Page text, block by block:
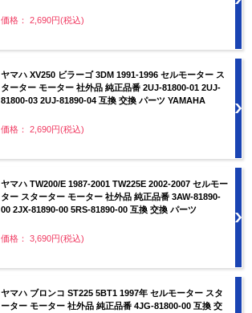
価格： 2,690円(税込)
ヤマハ XV250 ビラーゴ 3DM 1991-1996 セルモーター ス
ターター モーター 社外品 純正品番 2UJ-81800-01 2UJ-
81800-03 2UJ-81890-04 互換 交換 パーツ YAMAHA
価格： 2,690円(税込)
ヤマハ TW200/E 1987-2001 TW225E 2002-2007 セルモー
ター スターター モーター 社外品 純正品番 3AW-81890-
00 2JX-81890-00 5RS-81890-00 互換 交換 パーツ
価格： 3,690円(税込)
ヤマハ ブロンコ ST225 5BT1 1997年 セルモーター スタ
ーター モーター 社外品 純正品番 4JG-81800-00 互換 交